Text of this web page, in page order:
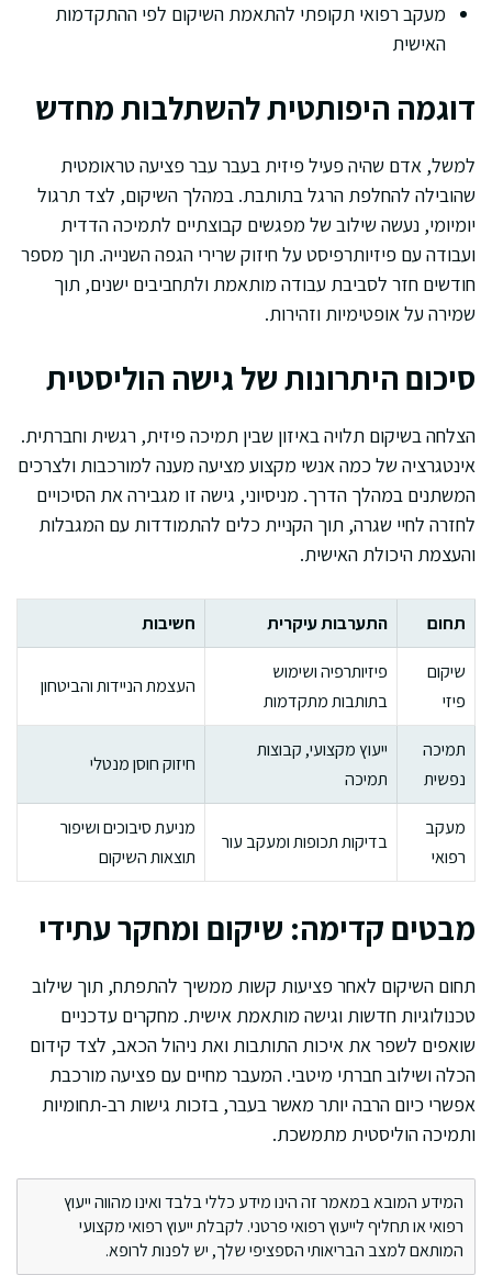
מעקב רפואי תקופתי להתאמת השיקום לפי ההתקדמות
האישית
דוגמה היפותטית להשתלבות מחדש
למשל, אדם שהיה פעיל פיזית בעבר עבר פציעה טראומטית
שהובילה להחלפת הרגל בתותבת. במהלך השיקום, לצד תרגול
יומיומי, נעשה שילוב של מפגשים קבוצתיים לתמיכה הדדית
ועבודה עם פיזיותרפיסט על חיזוק שרירי הגפה השנייה. תוך מספר
חודשים חזר לסביבת עבודה מותאמת ולתחביבים ישנים, תוך
שמירה על אופטימיות וזהירות.
סיכום היתרונות של גישה הוליסטית
הצלחה בשיקום תלויה באיזון שבין תמיכה פיזית, רגשית וחברתית.
אינטגרציה של כמה אנשי מקצוע מציעה מענה למורכבות ולצרכים
המשתנים במהלך הדרך. מניסיוני, גישה זו מגבירה את הסיכויים
לחזרה לחיי שגרה, תוך הקניית כלים להתמודדות עם המגבלות
והעצמת היכולת האישית.
תחום התערבות עיקרית
חשיבות
שיקום
פיזי
פיזיותרפיה ושימוש
בתותבות מתקדמות
העצמת הניידות והביטחון
תמיכה
נפשית
ייעוץ מקצועי, קבוצות
תמיכה
חיזוק חוסן מנטלי
מעקב
רפואי
בדיקות תכופות ומעקב עור
מניעת סיבוכים ושיפור
תוצאות השיקום
מבטים קדימה: שיקום ומחקר עתידי
תחום השיקום לאחר פציעות קשות ממשיך להתפתח, תוך שילוב
טכנולוגיות חדשות וגישה מותאמת אישית. מחקרים עדכניים
שואפים לשפר את איכות התותבות ואת ניהול הכאב, לצד קידום
הכלה ושילוב חברתי מיטבי. המעבר מחיים עם פציעה מורכבת
אפשרי כיום הרבה יותר מאשר בעבר, בזכות גישות רב-תחומיות
ותמיכה הוליסטית מתמשכת.
המידע המובא במאמר זה הינו מידע כללי בלבד ואינו מהווה ייעוץ
רפואי או תחליף לייעוץ רפואי פרטני. לקבלת ייעוץ רפואי מקצועי
המותאם למצב הבריאותי הספציפי שלך, יש לפנות לרופא.